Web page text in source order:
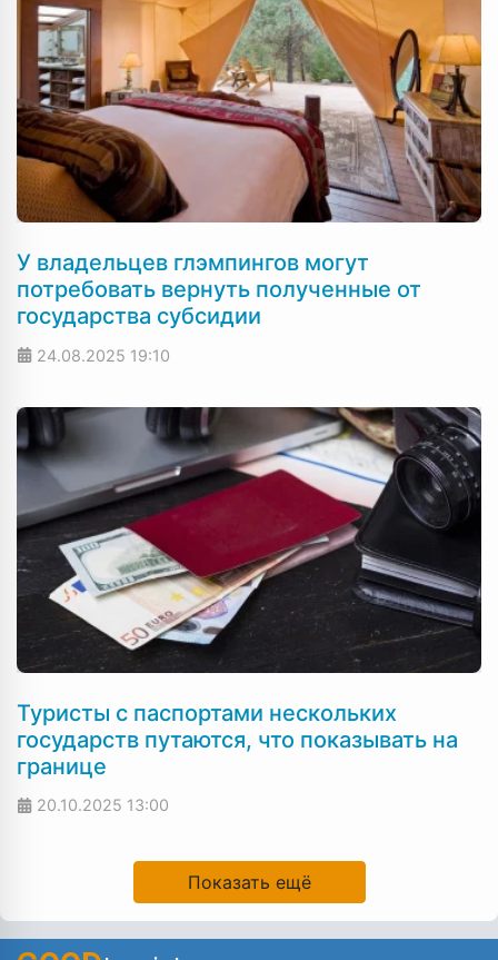
У владельцев глэмпингов могут
потребовать вернуть полученные от
государства субсидии
24.08.2025 19:10
Туристы с паспортами нескольких
государств путаются, что показывать на
границе
20.10.2025 13:00
Показать ещё